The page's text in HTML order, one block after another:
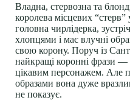
Владна, стервозна та
королева місцевих
головна чирлідерка,
хлопцями і має влучні
свою корону. Поруч із
найкращі коронні фрази —
цікавим персонажем. Але
образами вона дуже
не показує.